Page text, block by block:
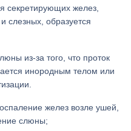
секретирующих желез,
слезных, образуется
из-за того, что проток
инородным телом или
желез возле ушей,
слюны;